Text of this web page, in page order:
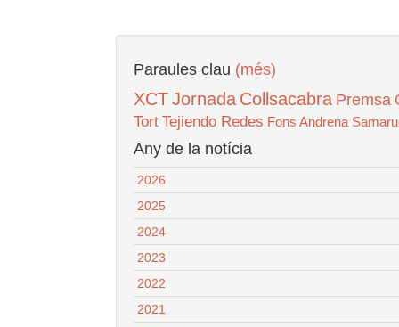
Paraules clau (més)
XCTJornada Collsacabra Premsa
Tort Tejiendo Redes Fons Andrena
Any de la notícia
2026
2025
2024
2023
2022
2021